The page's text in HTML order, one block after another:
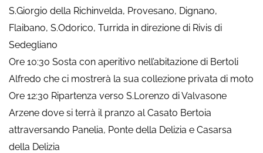
S.Giorgio della Richinvelda, Provesano, Dignano,
Flaibano, S.Odorico, Turrida in direzione di Rivis di
Sedegliano
Ore 10:30 Sosta con aperitivo nell’abitazione di Bertoli
Alfredo che ci mostrerà la sua collezione privata di moto
Ore 12:30 Ripartenza verso S.Lorenzo di Valvasone
Arzene dove si terrà il pranzo al Casato Bertoia
attraversando Panelia, Ponte della Delizia e Casarsa
della Delizia